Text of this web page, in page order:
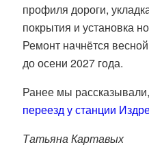
профиля дороги,
покрытия и установка
Ремонт начнётся
до осени 2027 года.
Ранее мы
переезд у станции
Татьяна Картавых